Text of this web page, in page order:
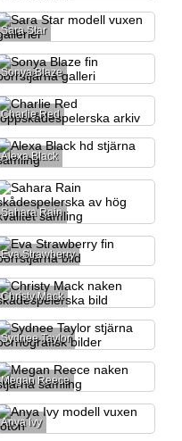
Sara Star
Sonya Blaze
Charlie Red
Alexa Black
Sahara Rain
Eva Strawberry
Christy Mack
Sydnee Taylor
Megan Reece
Anya Ivy